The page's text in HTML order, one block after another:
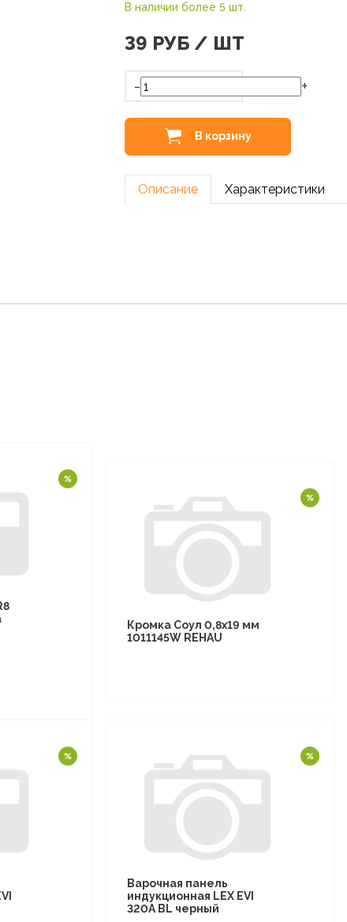
В наличии более 5 шт.
39 РУБ / ШТ
- +
В корзину
Описание Характеристики
Кромка Соул 0,8х19 мм
1011145W REHAU
Варочная панель
индукционная LEX EVI
320A BL черный